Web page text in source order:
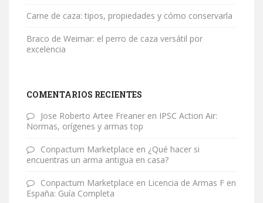
Carne de caza: tipos, propiedades y cómo conservarla
Braco de Weimar: el perro de caza versátil por
excelencia
COMENTARIOS RECIENTES
Jose Roberto Artee Freaner en IPSC Action Air:
Normas, orígenes y armas top
Conpactum Marketplace en ¿Qué hacer si
encuentras un arma antigua en casa?
Conpactum Marketplace en Licencia de Armas F en
España: Guía Completa